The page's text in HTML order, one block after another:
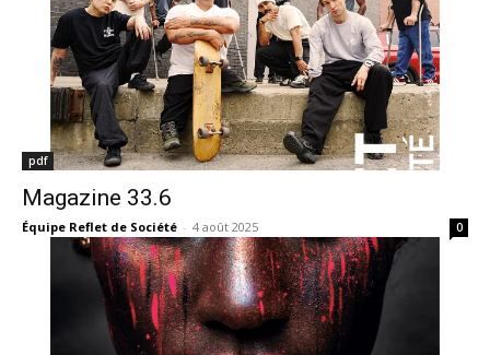
pdf
Magazine 33.6
Équipe Reflet de Société - 4 août 2025 0